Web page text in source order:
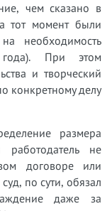
чем сказано в
тот момент были
необходимость
При этом
и творческий
конкретному делу
размера
не
договоре или
по сути, обязал
даже за